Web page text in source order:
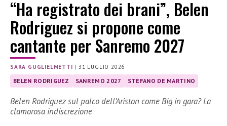
“Ha registrato dei brani”, Belen
Rodriguez si propone come
cantante per Sanremo 2027
SARA GUGLIELMETTI |31 LUGLIO 2026
BELEN RODRIGUEZ SANREMO 2027 STEFANO DE MARTINO
Belen Rodriguez sul palco dell’Ariston come Big in gara? La
clamorosa indiscrezione